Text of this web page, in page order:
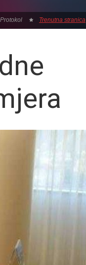
Protokol Trenutna stranica